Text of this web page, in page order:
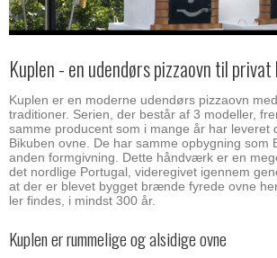
Kuplen - en udendørs pizzaovn til
Kuplen er en moderne udendørs pizzaovn
traditioner. Serien, der består af 3 modeller,
samme producent som i mange år har leveret
Bikuben ovne. De har samme opbygning som
anden formgivning. Dette håndværk er en
det nordlige Portugal, videregivet igennem
at der er blevet bygget brænde fyrede ovne
ler findes, i mindst 300 år.
Kuplen er rummelige og alsidige ovne